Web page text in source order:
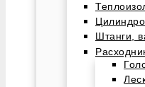
Штанги,